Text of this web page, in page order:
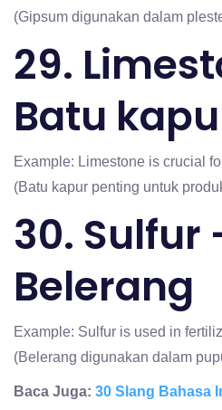
(Gipsum digunakan dalam
29.
Batu
Example: Limestone is crucial
(Batu kapur penting untuk
30. Sulfur
Belerang
Example: Sulfur is used in
(Belerang digunakan dalam
Baca Juga: 30 Slang Bahasa